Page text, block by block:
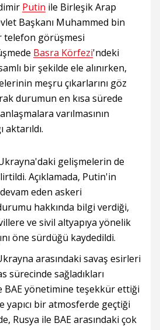
Putin ile Birleşik Arap
Başkanı Muhammed bin
telefon görüşmesi
Basra Körfezi'ndeki
bir şekilde ele alınırken,
meşru çıkarlarını göz
durumun en kısa sürede
varılmasının
gelişmelerin de
Açıklamada, Putin'in
eden askeri
hakkında bilgi verdiği,
ve sivil altyapıya yönelik
öne sürdüğü kaydedildi.
arasındaki savaş esirleri
sürecinde sağladıkları
BAE yönetimine teşekkür ettiği
yapıcı bir atmosferde geçtiği
Rusya ile BAE arasındaki çok